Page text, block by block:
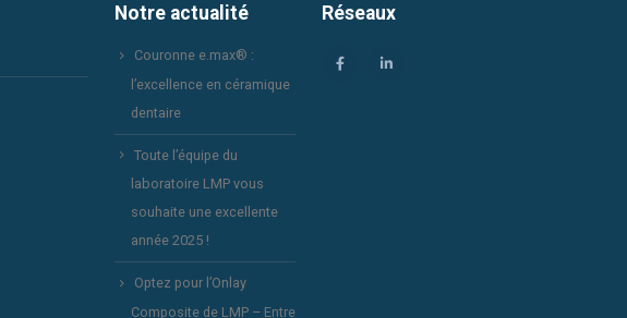
Notre actualité
Couronne e.max® :
l’excellence en céramique
dentaire
Toute l’équipe du
laboratoire LMP vous
souhaite une excellente
année 2025 !
Optez pour l’Onlay
Composite de LMP – Entre
Réseaux